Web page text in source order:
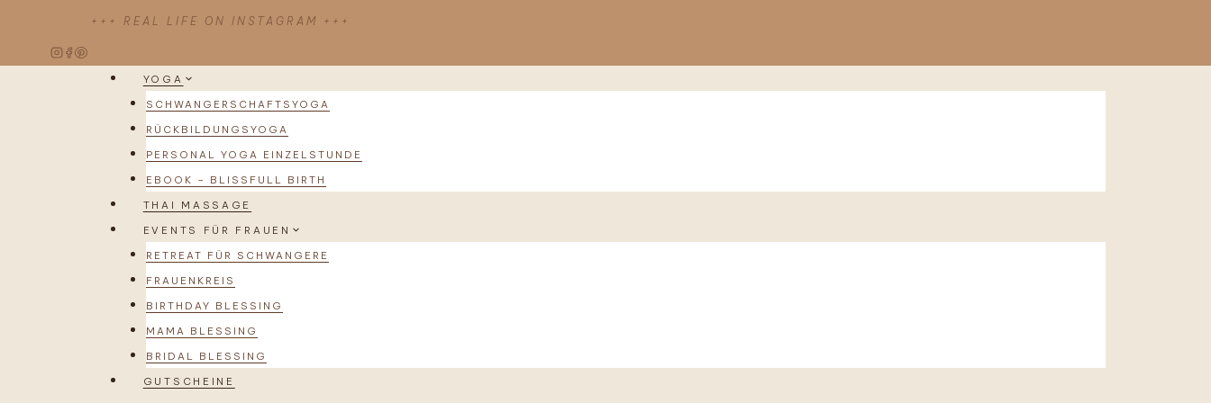
springen
+++ REAL LIFE ON INSTAGRAM +++
YOGA
SCHWANGERSCHAFTSYOGA
RÜCKBILDUNGSYOGA
PERSONAL YOGA EINZELSTUNDE
EBOOK – BLISSFULL BIRTH
THAI MASSAGE
EVENTS FÜR FRAUEN
RETREAT FÜR SCHWANGERE
FRAUENKREIS
BIRTHDAY BLESSING
MAMA BLESSING
BRIDAL BLESSING
GUTSCHEINE